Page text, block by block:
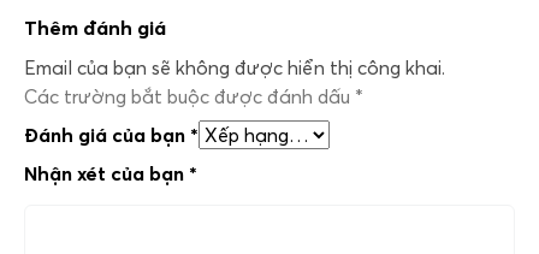
Thêm đánh giá
Email của bạn sẽ không được hiển thị công khai.
Các trường bắt buộc được đánh dấu *
Đánh giá của bạn *
Nhận xét của bạn *